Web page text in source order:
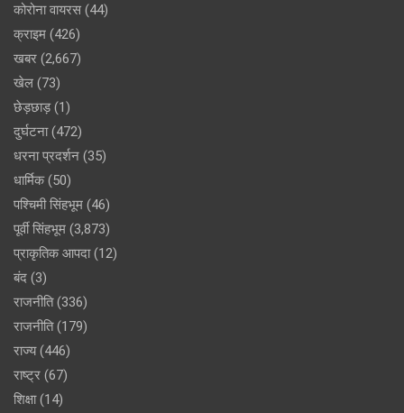
कोरोना वायरस (44)
क्राइम (426)
खबर (2,667)
खेल (73)
छेड़छाड़(1)
दुर्घटना(472)
धरना प्रदर्शन (35)
धार्मिक(50)
पश्चिमी सिंहभूम (46)
पूर्वी सिंहभूम (3,873)
प्राकृतिक आपदा(12)
बंद (3)
राजनीति(336)
राजनीति(179)
राज्य(446)
राष्ट्र (67)
शिक्षा(14)